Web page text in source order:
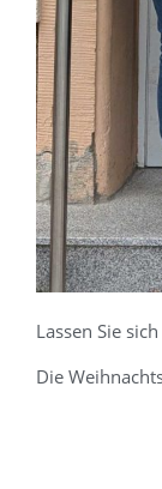
Lassen Sie
Die